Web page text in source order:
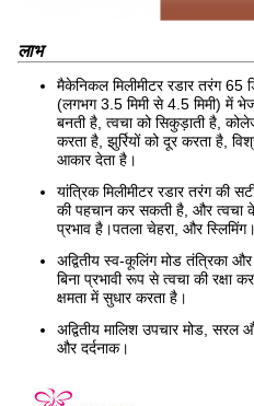
लाभ
मैकेनिकल मिलीमीटर रडार तरंग 65
(लगभग 3.5 मिमी से 4.5 मिमी) में
बनती है, त्वचा को सिकुड़ाती है,
करता है, झुर्रियों को दूर करता है,
आकार देता है।
यांत्रिक मिलीमीटर रडार तरंग की
की पहचान कर सकती है, और त्वचा
प्रभाव है।पतला चेहरा, और स्लिमिंग।
अद्वितीय स्व-कूलिंग मोड तंत्रिका
बिना प्रभावी रूप से त्वचा की रक्षा
क्षमता में सुधार करता है।
अद्वितीय मालिश उपचार मोड,
और दर्दनाक।